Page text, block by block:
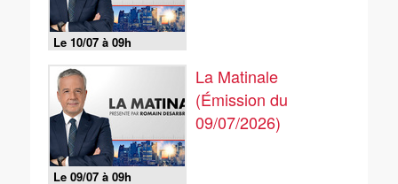
Le 10/07 à 09h
Le 09/07 à 09h
La Matinale
(Émission du
09/07/2026)